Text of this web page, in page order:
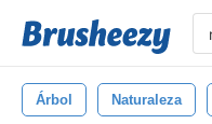
Árbol Naturaleza